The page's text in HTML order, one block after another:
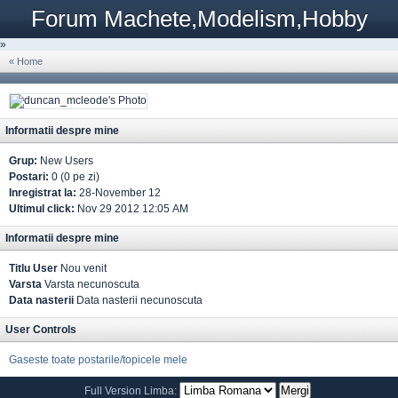
Forum Machete,Modelism,Hobby
»
« Home
Informatii despre mine
Grup: New Users
Postari: 0 (0 pe zi)
Inregistrat la: 28-November 12
Ultimul click: Nov 29 2012 12:05 AM
Informatii despre mine
Titlu User Nou venit
Varsta Varsta necunoscuta
Data nasterii Data nasterii necunoscuta
User Controls
Gaseste toate postarile/topicele mele
Full Version Limba: